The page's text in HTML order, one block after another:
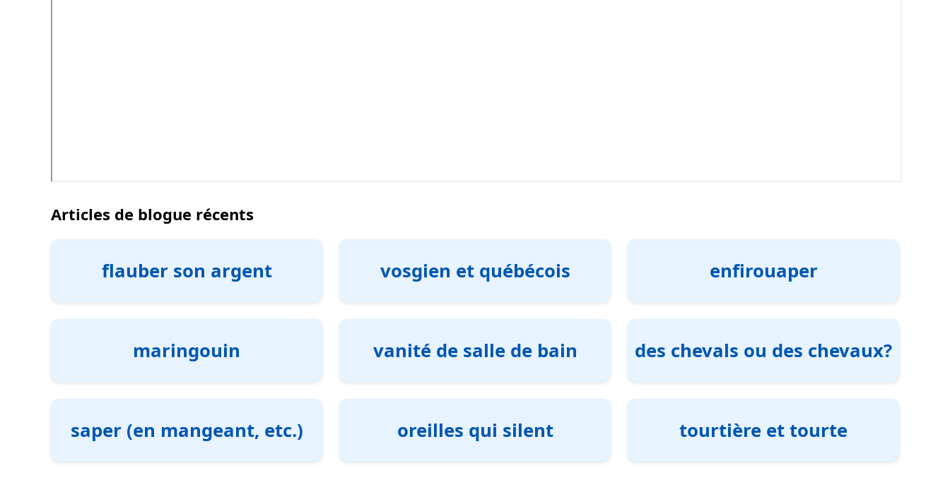
Articles de blogue récents
flauber son argent vosgien et québécois enfirouaper
maringouin vanité de salle de bain des chevals ou des chevaux?
saper (en mangeant, etc.) oreilles qui silent tourtière et tourte